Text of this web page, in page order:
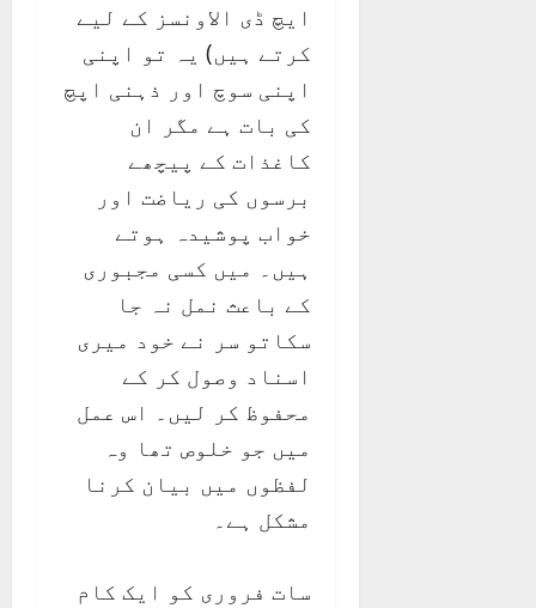
ایچ ڈی الاونسز کے لیے
کرتے ہیں) یہ تو اپنی
اپنی سوچ اور ذہنی اپچ
کی بات ہے مگر ان
کاغذات کے پیچھے
برسوں کی ریاضت اور
خواب پوشیدہ ہوتے
ہیں۔ میں کسی مجبوری
کے باعث نمل نہ جا
سکاتو سر نے خود میری
اسناد وصول کر کے
محفوظ کر لیں۔ اس عمل
میں جو خلوص تھا وہ
لفظوں میں بیان کرنا
مشکل ہے۔
سات فروری کو ایک کام